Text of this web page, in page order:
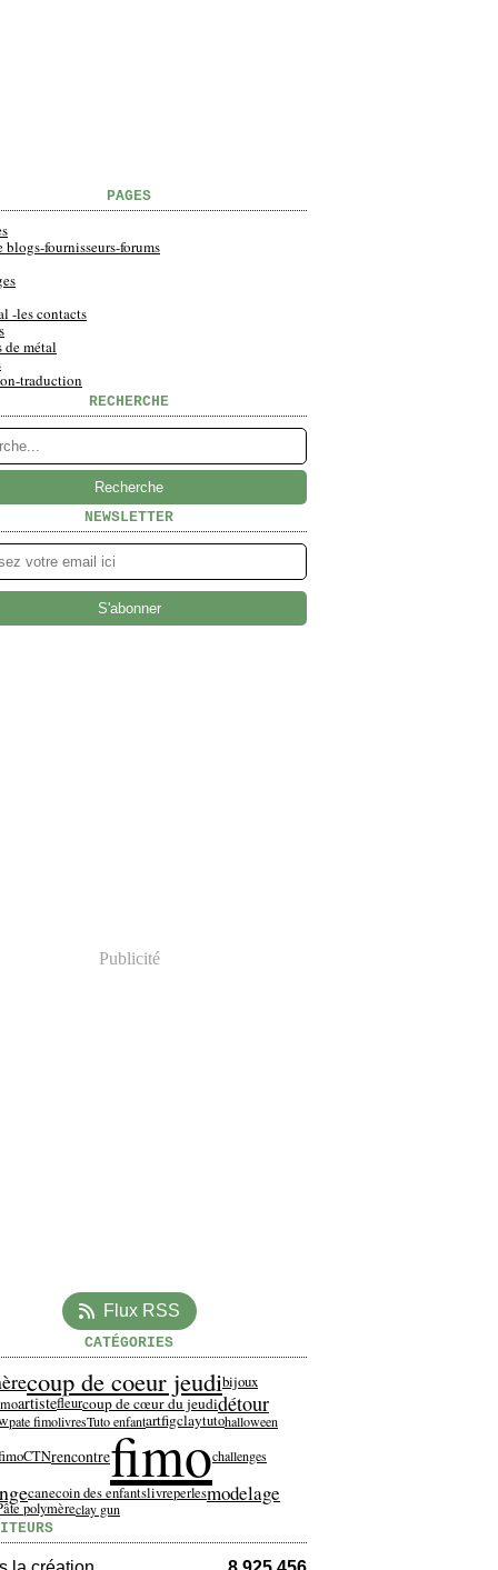
PAGES
blogs-fournisseurs-forums
-les contacts
de métal
traduction
RECHERCHE
NEWSLETTER
Publicité
Flux RSS
CATÉGORIES
coup de coeur jeudibijoux
artistefleurcoup de cœur du jeudidétour
pate fimolivresTuto enfantartfigclaytutohalloween
CTNrencontrefimochallenges
canecoin des enfantslivreperlesmodelage
polymèreclay gun